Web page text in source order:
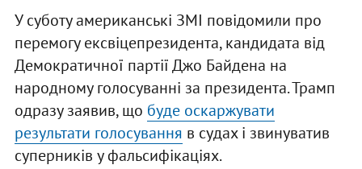
У суботу американські ЗМІ повідомили про
перемогу ексвіцепрезидента, кандидата від
Демократичної партії Джо Байдена на
народному голосуванні за президента. Трамп
одразу заявив, що буде оскаржувати
результати голосування в судах і звинуватив
суперників у фальсифікаціях.